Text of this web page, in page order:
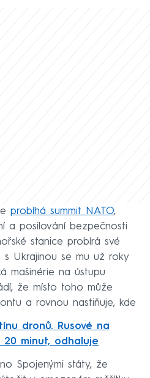
probíhá summit NATO,
a posilování bezpečnosti
stanice probírá své
s Ukrajinou se mu už roky
mašinérie na ústupu
že místo toho může
a rovnou nastiňuje, kde
dronů. Rusové na
minut, odhaluje
Spojenými státy, že